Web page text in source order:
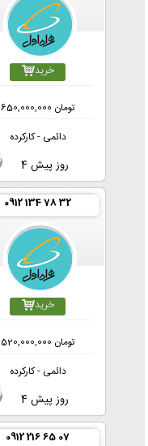
خرید
650,000,000 تومان
دائمی - کارکرده
4 روز پیش
0912 134 78 32
خرید
520,000,000 تومان
دائمی - کارکرده
4 روز پیش
0912 216 65 07